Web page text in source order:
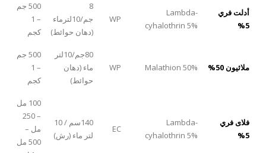
أدلت فري
5%
Lambda-
cyhalothrin 5%
WP
8
جم/10لترماء
(دهان حوائط)
500 جم
– 1
كجم
ملاثيون 50% Malathion 50%
WP
80جم/10لتر
ماء (دهان
حوائط)
500 جم
– 1
كجم
فلاى فري
5%
Lambda-
cyhalothrin 5%
EC
140سم / 10
لتر ماء (رش)
100 مل
– 250
مل –
500 مل